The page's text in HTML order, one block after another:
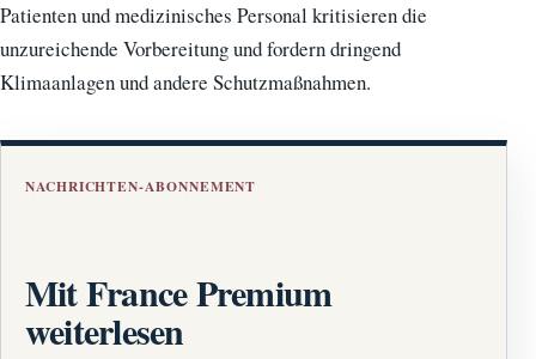
Patienten und medizinisches Personal kritisieren die
unzureichende Vorbereitung und fordern dringend
Klimaanlagen und andere Schutzmaßnahmen.
NACHRICHTEN-ABONNEMENT
Mit France Premium
weiterlesen